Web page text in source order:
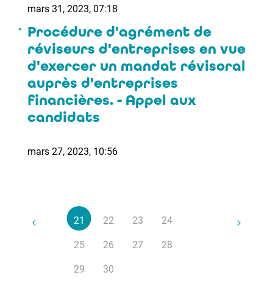
mars 31, 2023, 07:18
Procédure d'agrément de
réviseurs d'entreprises en vue
d'exercer un mandat révisoral
auprès d'entreprises
financières. - Appel aux
candidats
mars 27, 2023, 10:56
21 22 23 24
25 26 27 28
29 30